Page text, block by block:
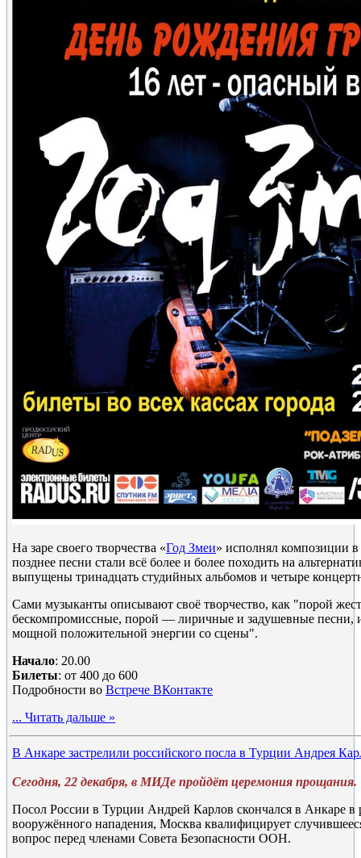
На заре своего творчества «Год Змеи» исполнял композиции
позднее песни стали всё более и более походить на
выпущены тринадцать студийных альбомов и четыре
Сами музыканты описывают своё творчество, как "порой
бескомпромиссные, порой — лиричные и задушевные песни,
мощной положительной энергии со сцены".
Начало: 20.00
Билеты: от 400 до 600
Подробности во Встрече ВКонтакте
... Читать дальше »
В Анкаре застрелили российского посла в Турции Андрея
Сегодня, 22 декабря, в МИДе пройдёт церемония прощания.
Посол России в Турции Андрей Карлов скончался в Анкаре в
вооружённого нападения, Москва квалифицирует
вопрос перед членами Совета Безопасности ООН.